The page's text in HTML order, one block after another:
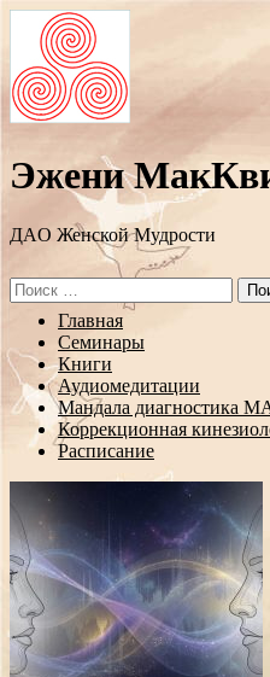
Эжени
ДAO Женской Мудрости
Search
for:
Перейти
содержанию
Главная
Семинары
Книги
Аудиомедитации
Мандала диагностика
Коррекционная
Расписание